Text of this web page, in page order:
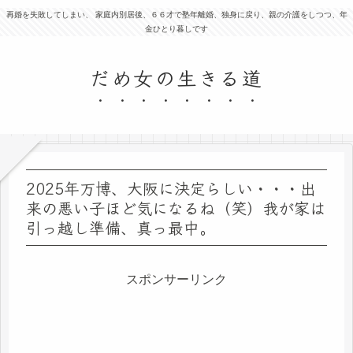
再婚を失敗してしまい、 家庭内別居後、６６才で塾年離婚、独身に戻り、親の介護をしつつ、年
金ひとり暮しです
だめ女の生きる道
2025年万博、大阪に決定らしい・・・出
来の悪い子ほど気になるね（笑）我が家は
引っ越し準備、真っ最中。
スポンサーリンク